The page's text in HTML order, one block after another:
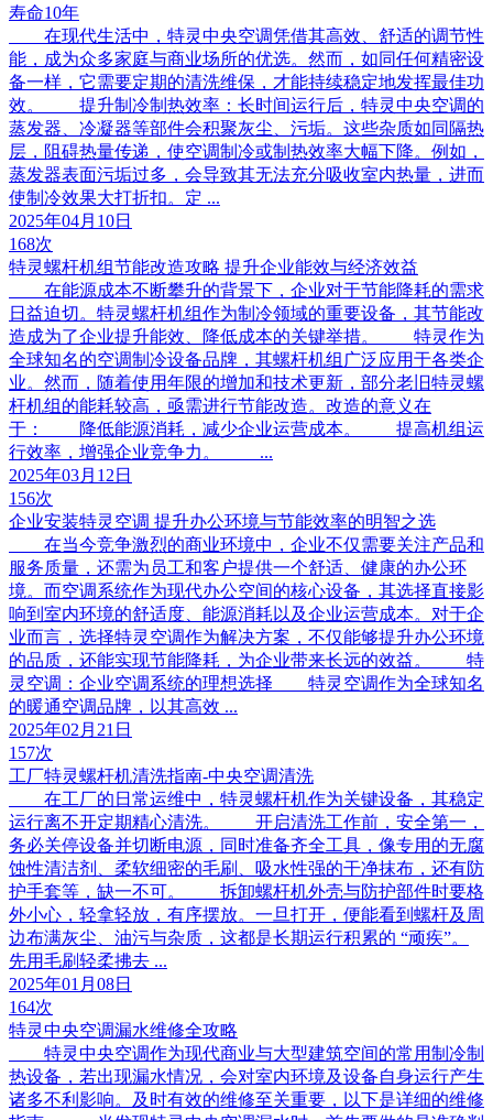
寿命10年
在现代生活中，特灵中央空调凭借其高效、舒适的调节性
能，成为众多家庭与商业场所的优选。然而，如同任何精密设
备一样，它需要定期的清洗维保，才能持续稳定地发挥最佳功
效。 提升制冷制热效率：长时间运行后，特灵中央空调的
蒸发器、冷凝器等部件会积聚灰尘、污垢。这些杂质如同隔热
层，阻碍热量传递，使空调制冷或制热效率大幅下降。例如，
蒸发器表面污垢过多，会导致其无法充分吸收室内热量，进而
使制冷效果大打折扣。定 ...
2025年04月10日
168次
特灵螺杆机组节能改造攻略 提升企业能效与经济效益
在能源成本不断攀升的背景下，企业对于节能降耗的需求
日益迫切。特灵螺杆机组作为制冷领域的重要设备，其节能改
造成为了企业提升能效、降低成本的关键举措。 特灵作为
全球知名的空调制冷设备品牌，其螺杆机组广泛应用于各类企
业。然而，随着使用年限的增加和技术更新，部分老旧特灵螺
杆机组的能耗较高，亟需进行节能改造。改造的意义在
于： 降低能源消耗，减少企业运营成本。 提高机组运
行效率，增强企业竞争力。 ...
2025年03月12日
156次
企业安装特灵空调 提升办公环境与节能效率的明智之选
在当今竞争激烈的商业环境中，企业不仅需要关注产品和
服务质量，还需为员工和客户提供一个舒适、健康的办公环
境。而空调系统作为现代办公空间的核心设备，其选择直接影
响到室内环境的舒适度、能源消耗以及企业运营成本。对于企
业而言，选择特灵空调作为解决方案，不仅能够提升办公环境
的品质，还能实现节能降耗，为企业带来长远的效益。 特
灵空调：企业空调系统的理想选择 特灵空调作为全球知名
的暖通空调品牌，以其高效 ...
2025年02月21日
157次
工厂特灵螺杆机清洗指南-中央空调清洗
在工厂的日常运维中，特灵螺杆机作为关键设备，其稳定
运行离不开定期精心清洗。 开启清洗工作前，安全第一，
务必关停设备并切断电源，同时准备齐全工具，像专用的无腐
蚀性清洁剂、柔软细密的毛刷、吸水性强的干净抹布，还有防
护手套等，缺一不可。 拆卸螺杆机外壳与防护部件时要格
外小心，轻拿轻放，有序摆放。一旦打开，便能看到螺杆及周
边布满灰尘、油污与杂质，这都是长期运行积累的 “顽疾”。
先用毛刷轻柔拂去 ...
2025年01月08日
164次
特灵中央空调漏水维修全攻略
特灵中央空调作为现代商业与大型建筑空间的常用制冷制
热设备，若出现漏水情况，会对室内环境及设备自身运行产生
诸多不利影响。及时有效的维修至关重要，以下是详细的维修